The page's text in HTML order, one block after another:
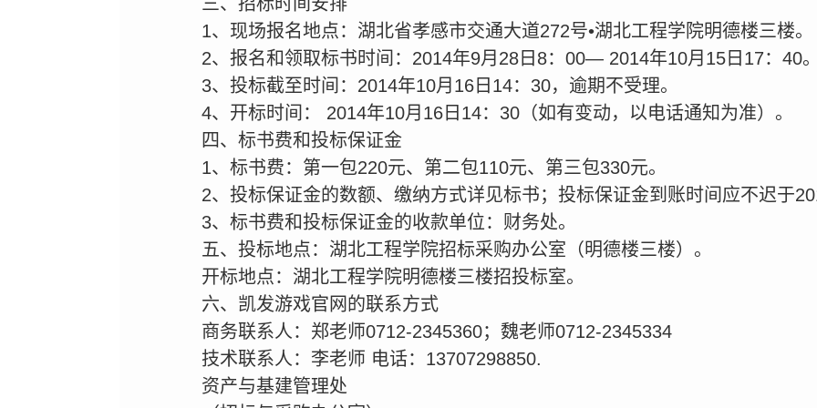
1、现场报名地点：湖北省孝感市交通大道272号•湖北工程学院明德楼三楼。
2、报名和领取标书时间：2014年9月28日8：00— 2014年10月15日17：40。
3、投标截至时间：2014年10月16日14：30，逾期不受理。
4、开标时间： 2014年10月16日14：30（如有变动，以电话通知为准）。
四、标书费和投标保证金
1、标书费：第一包220元、第二包110元、第三包330元。
2、投标保证金的数额、缴纳方式详见标书；投标保证金到账时间应不迟于
3、标书费和投标保证金的收款单位：财务处。
五、投标地点：湖北工程学院招标采购办公室（明德楼三楼）。
开标地点：湖北工程学院明德楼三楼招投标室。
六、凯发游戏官网的联系方式
商务联系人：郑老师0712-2345360；魏老师0712-2345334
技术联系人：李老师 电话：13707298850.
资产与基建管理处